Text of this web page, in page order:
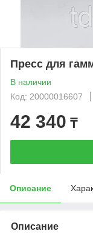
Пресс для
В наличии
Код: 20000016607
42 340 ₸
Описание
Описание